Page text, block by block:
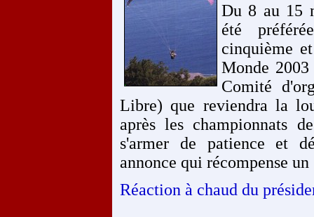
Du 8 au 15
été
cinquième
Monde
Comité
Libre) que reviendra la
après les championnats
s'armer de patience et
annonce qui récompense
Réaction à chaud du